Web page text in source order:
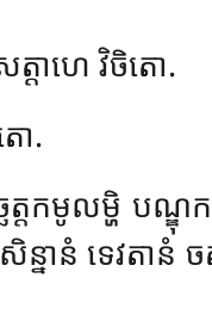
តាហេ វិចិតោ.
ោ.
ឆត្តកមូលម្ហិ ប
ានំ ទេវតានំ